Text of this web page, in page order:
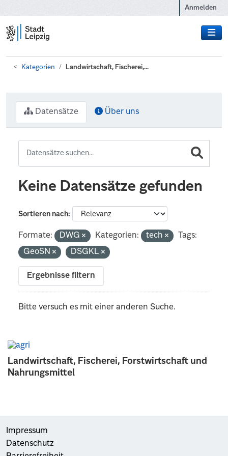
Anmelden
Kategorien Landwirtschaft, Fischerei,...
Landwirtschaft, Fischerei, Forstwirtschaft und
Nahrungsmittel
Datensätze Über uns
Keine Datensätze gefunden
Sortieren nach
Formate: DWG Kategorien: tech
Tags:
GeoSN
DSGKL
Ergebnisse filtern
Bitte versuch es mit einer anderen Suche.
Impressum
Datenschutz